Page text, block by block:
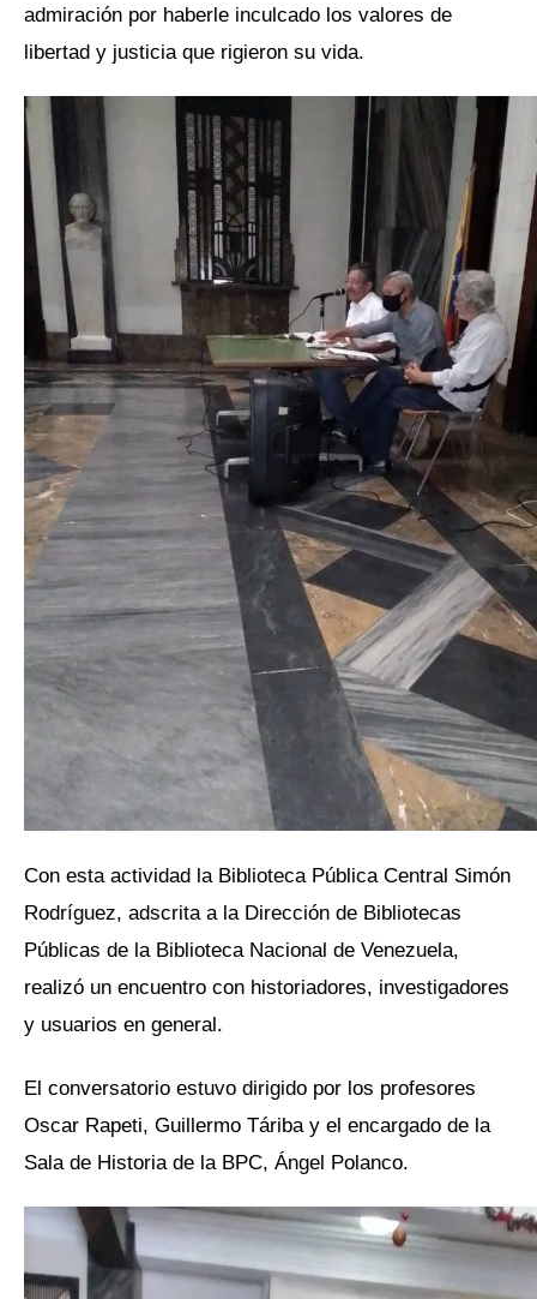
admiración por haberle inculcado los valores de
libertad y justicia que rigieron su vida.
Con esta actividad la Biblioteca Pública Central Simón
Rodríguez, adscrita a la Dirección de Bibliotecas
Públicas de la Biblioteca Nacional de Venezuela,
realizó un encuentro con historiadores, investigadores
y usuarios en general.
El conversatorio estuvo dirigido por los profesores
Oscar Rapeti, Guillermo Táriba y el encargado de la
Sala de Historia de la BPC, Ángel Polanco.